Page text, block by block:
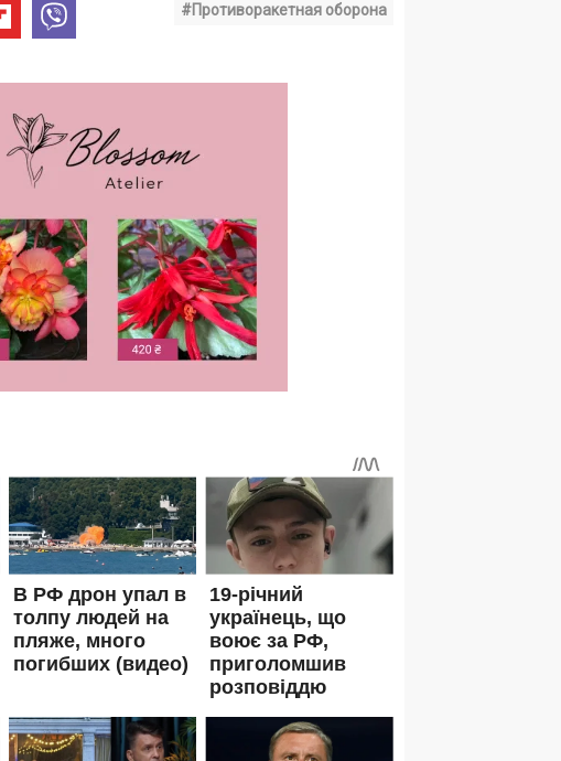
#Противоракетная оборона